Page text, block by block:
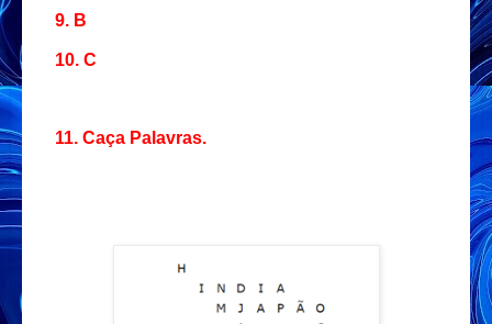
9. B
10. C
11. Caça Palavras.